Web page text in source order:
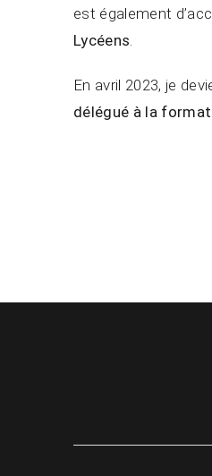
est également
Lycéens.
En avril 2023, je
délégué à la